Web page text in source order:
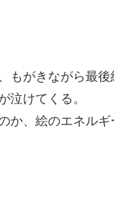
もがきながら最後
泣けてくる。
か、絵のエネルギ